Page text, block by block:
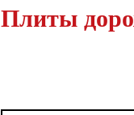
Плиты